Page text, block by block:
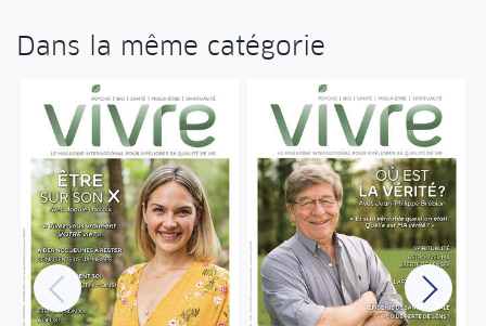
Dans la même catégorie